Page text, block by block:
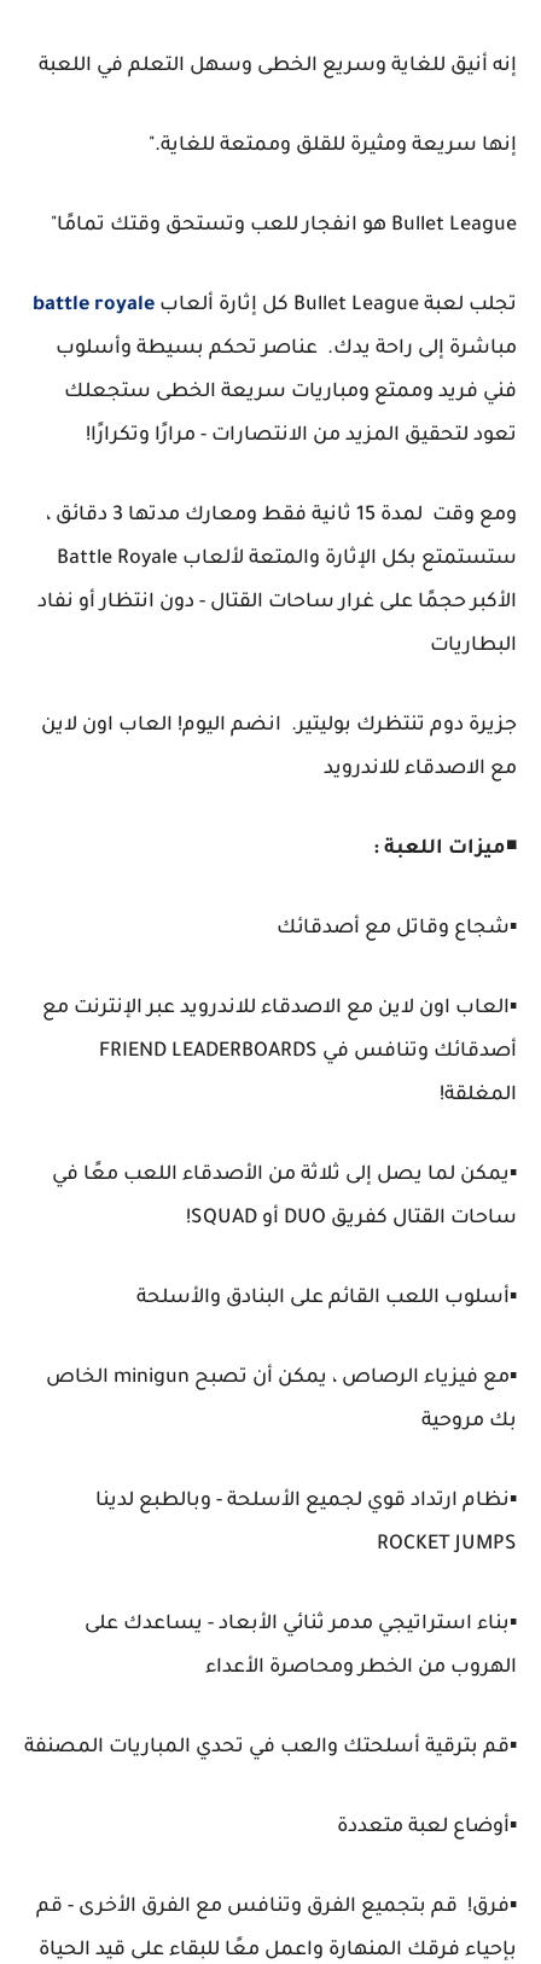
إنه أنيق للغاية وسريع الخطى وسهل التعلم في اللعبة
إنها سريعة ومثيرة للقلق وممتعة للغاية."
Bullet League هو انفجار للعب وتستحق وقتك تمامًا"
تجلب لعبة Bullet League كل إثارة ألعاب
battle royale
مباشرة إلى راحة يدك. عناصر تحكم بسيطة وأسلوب
فني فريد وممتع ومباريات سريعة الخطى ستجعلك
تعود لتحقيق المزيد من الانتصارات - مرارًا وتكرارًا!
ومع وقت لمدة 15 ثانية فقط ومعارك مدتها 3 دقائق ،
ستستمتع بكل الإثارة والمتعة لألعاب Battle Royale
الأكبر حجمًا على غرار ساحات القتال - دون انتظار أو نفاد
البطاريات
جزيرة دوم تنتظرك بوليتير. انضم اليوم! العاب اون لاين
مع الاصدقاء للاندرويد
◾ميزات اللعبة :
▪️شجاع وقاتل مع أصدقائك
▪️العاب اون لاين مع الاصدقاء للاندرويد عبر الإنترنت مع
أصدقائك وتنافس في FRIEND LEADERBOARDS
المغلقة!
▪️يمكن لما يصل إلى ثلاثة من الأصدقاء اللعب معًا في
ساحات القتال كفريق DUO أو SQUAD!
▪️أسلوب اللعب القائم على البنادق والأسلحة
▪️مع فيزياء الرصاص ، يمكن أن تصبح minigun الخاص
بك مروحية
▪️نظام ارتداد قوي لجميع الأسلحة - وبالطبع لدينا
ROCKET JUMPS
▪️بناء استراتيجي مدمر ثنائي الأبعاد - يساعدك على
الهروب من الخطر ومحاصرة الأعداء
▪️قم بترقية أسلحتك والعب في تحدي المباريات المصنفة
▪️أوضاع لعبة متعددة
▪️فرق! قم بتجميع الفرق وتنافس مع الفرق الأخرى - قم
بإحياء فرقك المنهارة واعمل معًا للبقاء على قيد الحياة